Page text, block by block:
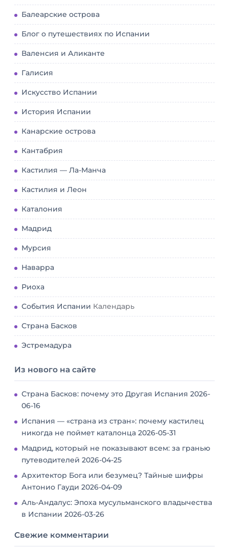
Балеарские острова
Блог о путешествиях по Испании
Валенсия и Аликанте
Галисия
Искусство Испании
История Испании
Канарские острова
Кантабрия
Кастилия — Ла-Манча
Кастилия и Леон
Каталония
Мадрид
Мурсия
Наварра
Риоха
События Испании Календарь
Страна Басков
Эстремадура
Из нового на сайте
Страна Басков: почему это Другая Испания 2026-
06-16
Испания — «страна из стран»: почему кастилец
никогда не поймет каталонца 2026-05-31
Мадрид, который не показывают всем: за гранью
путеводителей 2026-04-25
Архитектор Бога или безумец? Тайные шифры
Антонио Гауди 2026-04-09
Аль-Андалус: Эпоха мусульманского владычества
в Испании 2026-03-26
Свежие комментарии